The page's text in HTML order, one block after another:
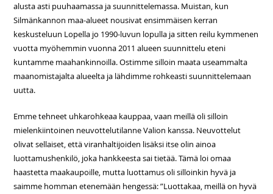
alusta asti puuhaamassa ja suunnittelemassa. Muistan, kun
Silmänkannon maa-alueet nousivat ensimmäisen kerran
keskusteluun Lopella jo 1990-luvun lopulla ja sitten reilu kymmenen
vuotta myöhemmin vuonna 2011 alueen suunnittelu eteni
kuntamme maahankinnoilla. Ostimme silloin maata useammalta
maanomistajalta alueelta ja lähdimme rohkeasti suunnittelemaan
uutta.
Emme tehneet uhkarohkeaa kauppaa, vaan meillä oli silloin
mielenkiintoinen neuvottelutilanne Valion kanssa. Neuvottelut
olivat sellaiset, että viranhaltijoiden lisäksi itse olin ainoa
luottamushenkilö, joka hankkeesta sai tietää. Tämä loi omaa
haastetta maakaupoille, mutta luottamus oli silloinkin hyvä ja
saimme homman etenemään hengessä: ”Luottakaa, meillä on hyvä